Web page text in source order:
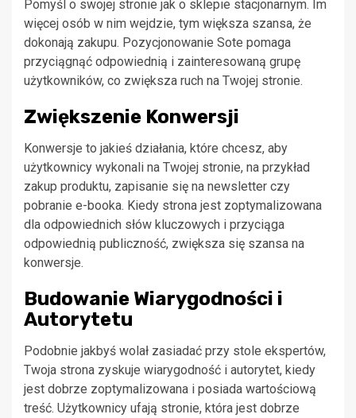
Pomyśl o swojej stronie jak o sklepie stacjonarnym. Im
więcej osób w nim wejdzie, tym większa szansa, że
dokonają zakupu. Pozycjonowanie Sote pomaga
przyciągnąć odpowiednią i zainteresowaną grupę
użytkowników, co zwiększa ruch na Twojej stronie.
Zwiększenie Konwersji
Konwersje to jakieś działania, które chcesz, aby
użytkownicy wykonali na Twojej stronie, na przykład
zakup produktu, zapisanie się na newsletter czy
pobranie e-booka. Kiedy strona jest zoptymalizowana
dla odpowiednich słów kluczowych i przyciąga
odpowiednią publiczność, zwiększa się szansa na
konwersje.
Budowanie Wiarygodności i
Autorytetu
Podobnie jakbyś wolał zasiadać przy stole ekspertów,
Twoja strona zyskuje wiarygodność i autorytet, kiedy
jest dobrze zoptymalizowana i posiada wartościową
treść. Użytkownicy ufają stronie, która jest dobrze